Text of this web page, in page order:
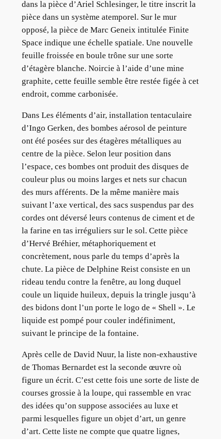
dans la pièce d’Ariel Schlesinger, le titre inscrit la
pièce dans un système atemporel. Sur le mur
opposé, la pièce de Marc Geneix intitulée Finite
Space indique une échelle spatiale. Une nouvelle
feuille froissée en boule trône sur une sorte
d’étagère blanche. Noircie à l’aide d’une mine
graphite, cette feuille semble être restée figée à cet
endroit, comme carbonisée.
Dans Les éléments d’air, installation tentaculaire
d’Ingo Gerken, des bombes aérosol de peinture
ont été posées sur des étagères métalliques au
centre de la pièce. Selon leur position dans
l’espace, ces bombes ont produit des disques de
couleur plus ou moins larges et nets sur chacun
des murs afférents. De la même manière mais
suivant l’axe vertical, des sacs suspendus par des
cordes ont déversé leurs contenus de ciment et de
la farine en tas irréguliers sur le sol. Cette pièce
d’Hervé Bréhier, métaphoriquement et
concrètement, nous parle du temps d’après la
chute. La pièce de Delphine Reist consiste en un
rideau tendu contre la fenêtre, au long duquel
coule un liquide huileux, depuis la tringle jusqu’à
des bidons dont l’un porte le logo de « Shell ». Le
liquide est pompé pour couler indéfiniment,
suivant le principe de la fontaine.
Après celle de David Nuur, la liste non-exhaustive
de Thomas Bernardet est la seconde œuvre où
figure un écrit. C’est cette fois une sorte de liste de
courses grossie à la loupe, qui rassemble en vrac
des idées qu’on suppose associées au luxe et
parmi lesquelles figure un objet d’art, un genre
d’art. Cette liste ne compte que quatre lignes,